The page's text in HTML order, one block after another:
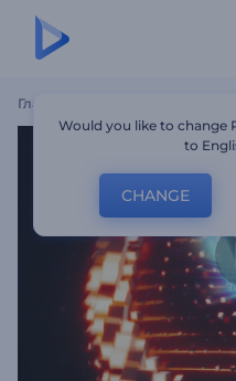
Главная Анимация
Would you like to change
to
CHANGE